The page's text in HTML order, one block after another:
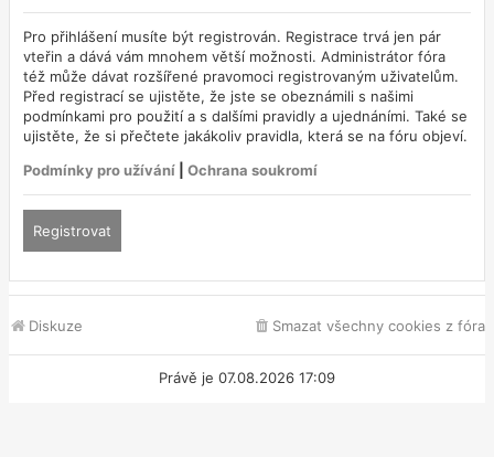
Pro přihlášení musíte být registrován. Registrace trvá jen pár
vteřin a dává vám mnohem větší možnosti. Administrátor fóra
též může dávat rozšířené pravomoci registrovaným uživatelům.
Před registrací se ujistěte, že jste se obeznámili s našimi
podmínkami pro použití a s dalšími pravidly a ujednáními. Také se
ujistěte, že si přečtete jakákoliv pravidla, která se na fóru objeví.
Podmínky pro užívání
Ochrana soukromí
Registrovat
Diskuze Smazat všechny cookies z fóra
Právě je 07.08.2026 17:09